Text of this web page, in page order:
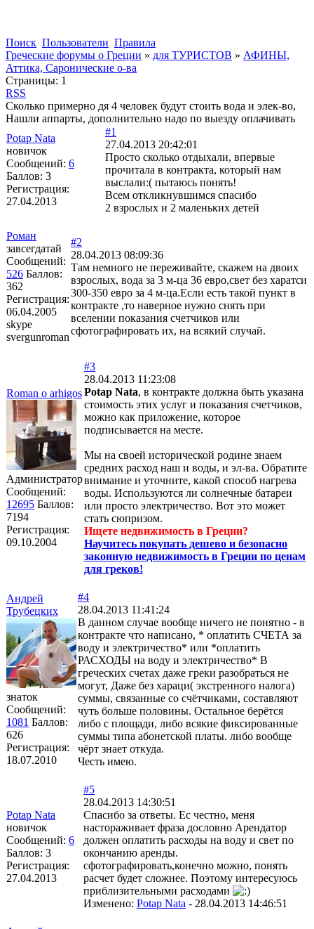
Поиск Пользователи Правила
Греческие форумы о Греции » для ТУРИСТОВ » АФИНЫ,
Аттика, Саронические о-ва
Страницы: 1
RSS
Сколько примерно дя 4 человек будут стоить вода и элек-во,
Нашли аппарты, дополнительно надо по выезду оплачивать
Potap Nata
новичок
Сообщений: 6
Баллов: 3
Регистрация:
27.04.2013
#1
27.04.2013 20:42:01
Просто сколько отдыхали, впервые
прочитала в контракта, который нам
выслали:( пытаюсь понять!
Всем откликнувшимся спасибо
2 взрослых и 2 маленьких детей
Роман
завсегдатай
Сообщений:
526 Баллов:
362
Регистрация:
06.04.2005
skype
svergunroman
#2
28.04.2013 08:09:36
Там немного не переживайте, скажем на двоих
взрослых, вода за 3 м-ца 36 евро,свет без харатси
300-350 евро за 4 м-ца.Если есть такой пункт в
контракте ,то наверное нужно снять при
вселении показания счетчиков или
сфотографировать их, на всякий случай.
Roman o arhigos
Администратор
Сообщений:
12695 Баллов:
7194
Регистрация:
09.10.2004
#3
28.04.2013 11:23:08
Potap Nata, в контракте должна быть указана
стоимость этих услуг и показания счетчиков,
можно как приложение, которое
подписывается на месте.
Мы на своей исторической родине знаем
средних расход наш и воды, и эл-ва. Обратите
внимание и уточните, какой способ нагрева
воды. Используются ли солнечные батареи
или просто электричество. Вот это может
стать сюпризом.
Ищете недвижимость в Греции?
Научитесь покупать дешево и безопасно
законную недвижимость в Греции по ценам
для греков!
Андрей
Трубецких
знаток
Сообщений:
1081 Баллов:
626
Регистрация:
18.07.2010
#4
28.04.2013 11:41:24
В данном случае вообще ничего не понятно - в
контракте что написано, * оплатить СЧЕТА за
воду и электричество* или *оплатить
РАСХОДЫ на воду и электричество* В
греческих счетах даже греки разобраться не
могут, Даже без хараци( экстренного налога)
суммы, связанные со счётчиками, составляют
чуть больше половины. Остальное берётся
либо с площади, либо всякие фиксированные
суммы типа абонетской платы. либо вообще
чёрт знает откуда.
Честь имею.
Potap Nata
новичок
Сообщений: 6
Баллов: 3
Регистрация:
27.04.2013
#5
28.04.2013 14:30:51
Спасибо за ответы. Ес честно, меня
настораживает фраза дословно Арендатор
должен оплатить расходы на воду и свет по
окончанию аренды.
сфотографировать,конечно можно, понять
расчет будет сложнее. Поэтому интересуюсь
приблизительными расходами
Изменено: Potap Nata - 28.04.2013 14:46:51